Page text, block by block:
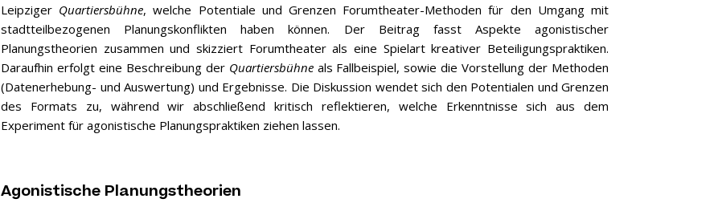
Leipziger Quartiersbühne, welche Potentiale und Grenzen Forumtheater-Methoden für den Umgang mit
stadtteilbezogenen Planungskonflikten haben können. Der Beitrag fasst Aspekte agonistischer
Planungstheorien zusammen und skizziert Forumtheater als eine Spielart kreativer Beteiligungspraktiken.
Daraufhin erfolgt eine Beschreibung der Quartiersbühneals Fallbeispiel, sowie die Vorstellung der Methoden
(Datenerhebung- und Auswertung) und Ergebnisse. Die Diskussion wendet sich den Potentialen und Grenzen
des Formats zu, während wir abschließend kritisch reflektieren, welche Erkenntnisse sich aus dem
Experiment für agonistische Planungspraktiken ziehen lassen.
Agonistische Planungstheorien